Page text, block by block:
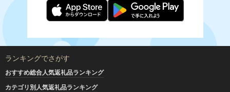
ランキングでさがす
おすすめ総合人気返礼品ランキング
カテゴリ別人気返礼品ランキング